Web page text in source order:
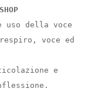
uso della voce
voce ed
e